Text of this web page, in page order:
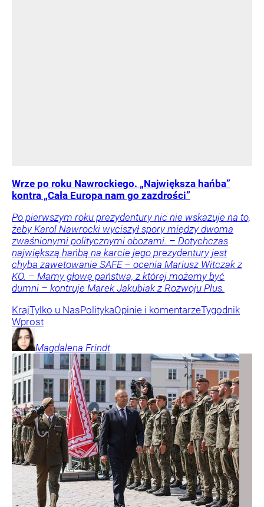
Wrze po roku Nawrockiego. „Największa hańba”
kontra „Cała Europa nam go zazdrości”
Po pierwszym roku prezydentury nic nie wskazuje na to,
żeby Karol Nawrocki wyciszył spory między dwoma
zwaśnionymi politycznymi obozami. – Dotychczas
największą hańbą na karcie jego prezydentury jest
chyba zawetowanie SAFE – ocenia Mariusz Witczak z
KO. – Mamy głowę państwa, z której możemy być
dumni – kontruje Marek Jakubiak z Rozwoju Plus.
KrajTylko u NasPolitykaOpinie i komentarzeTygodnik
Wprost
Magdalena Frindt